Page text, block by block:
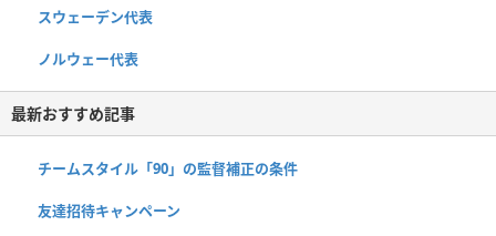
スウェーデン代表
ノルウェー代表
最新おすすめ記事
チームスタイル「90」の監督補正の条件
友達招待キャンペーン